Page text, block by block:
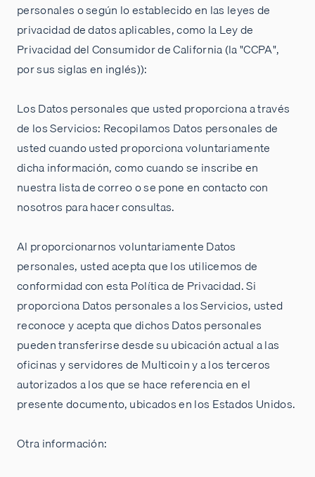
personales o según lo establecido en las leyes de
privacidad de datos aplicables, como la Ley de
Privacidad del Consumidor de California (la "CCPA",
por sus siglas en inglés)):
Los Datos personales que usted proporciona a través
de los Servicios: Recopilamos Datos personales de
usted cuando usted proporciona voluntariamente
dicha información, como cuando se inscribe en
nuestra lista de correo o se pone en contacto con
nosotros para hacer consultas.
Al proporcionarnos voluntariamente Datos
personales, usted acepta que los utilicemos de
conformidad con esta Política de Privacidad. Si
proporciona Datos personales a los Servicios, usted
reconoce y acepta que dichos Datos personales
pueden transferirse desde su ubicación actual a las
oficinas y servidores de Multicoin y a los terceros
autorizados a los que se hace referencia en el
presente documento, ubicados en los Estados Unidos.
Otra información: